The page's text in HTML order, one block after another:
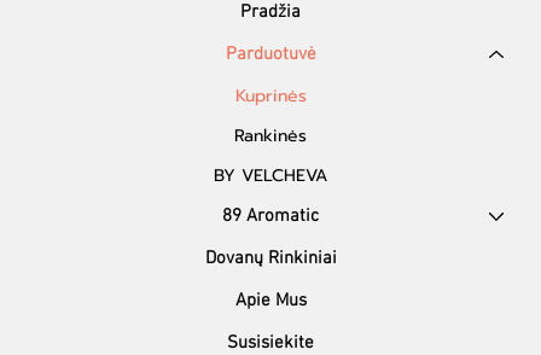
Pradžia
Parduotuvė‏‏
Kuprinės
Rankinės
BY VELCHEVA
89 Aromatic
Dovanų Rinkiniai
Apie Mus
Susisiekite